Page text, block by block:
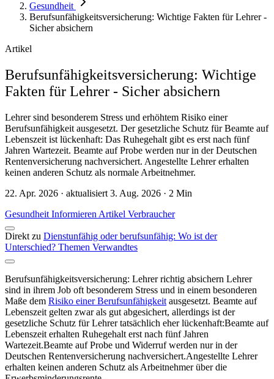
Gesundheit
Berufsunfähigkeitsversicherung: Wichtige Fakten für Lehrer -
Sicher absichern
Artikel
Berufsunfähigkeitsversicherung: Wichtige
Fakten für Lehrer - Sicher absichern
Lehrer sind besonderem Stress und erhöhtem Risiko einer
Berufsunfähigkeit ausgesetzt. Der gesetzliche Schutz für Beamte auf
Lebenszeit ist lückenhaft: Das Ruhegehalt gibt es erst nach fünf
Jahren Wartezeit. Beamte auf Probe werden nur in der Deutschen
Rentenversicherung nachversichert. Angestellte Lehrer erhalten
keinen anderen Schutz als normale Arbeitnehmer.
22. Apr. 2026 · aktualisiert 3. Aug. 2026 · 2 Min
Gesundheit Informieren Artikel Verbraucher
Direkt zu Dienstunfähig oder berufsunfähig: Wo ist der
Unterschied? Themen Verwandtes
Berufsunfähigkeitsversicherung: Lehrer richtig absichern Lehrer
sind in ihrem Job oft besonderem Stress und in einem besonderen
Ma­ße dem Risiko einer Berufsunfähigkeit ausgesetzt. Beamte auf
Lebenszeit gelten zwar als gut abgesichert, allerdings ist der
gesetzliche Schutz für Lehrer tatsächlich eher lückenhaft:Beamte auf
Lebenszeit erhalten Ruhegehalt erst nach fünf Jahren
Wartezeit.Beamte auf Probe und Widerruf werden nur in der
Deutschen Rentenversicherung nachversichert.Angestellte Lehrer
erhalten keinen anderen Schutz als Arbeitnehmer über die